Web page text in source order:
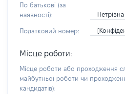
По батькові (за
наявності):
Петрівна
Податковий номер:
Місце роботи:
Місце роботи або проходження
майбутньої роботи чи
кандидатів):